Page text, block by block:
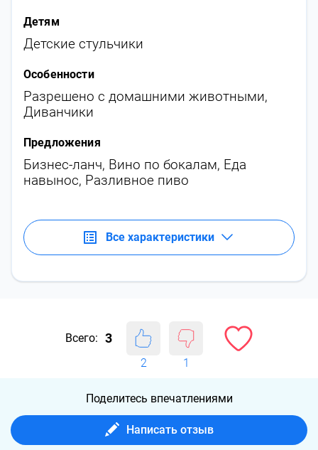
Детям
Детские стульчики
Особенности
Разрешено с домашними животными,
Диванчики
Предложения
Бизнес-ланч, Вино по бокалам, Еда
навынос, Разливное пиво
Все характеристики
Всего: 3
2 1
Поделитесь впечатлениями
Написать отзыв